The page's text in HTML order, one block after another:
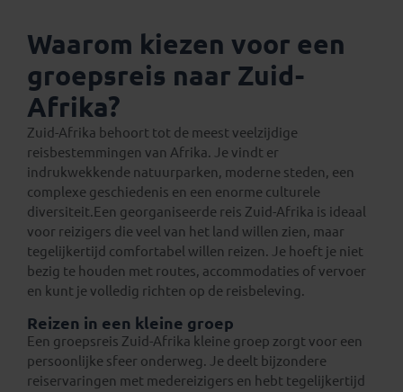
Waarom kiezen voor een
groepsreis naar Zuid-
Afrika?
Zuid-Afrika behoort tot de meest veelzijdige
reisbestemmingen van Afrika. Je vindt er
indrukwekkende natuurparken, moderne steden, een
complexe geschiedenis en een enorme culturele
diversiteit.Een georganiseerde reis Zuid-Afrika is ideaal
voor reizigers die veel van het land willen zien, maar
tegelijkertijd comfortabel willen reizen. Je hoeft je niet
bezig te houden met routes, accommodaties of vervoer
en kunt je volledig richten op de reisbeleving.
Reizen in een kleine groep
Een groepsreis Zuid-Afrika kleine groep zorgt voor een
persoonlijke sfeer onderweg. Je deelt bijzondere
reiservaringen met medereizigers en hebt tegelijkertijd